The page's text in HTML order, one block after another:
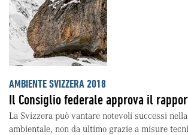
AMBIENTE SVIZZERA 2018
Il Consiglio federale approva il
La Svizzera può vantare notevoli successi
ambientale, non da ultimo grazie a misure